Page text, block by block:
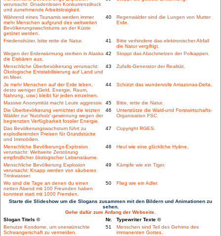
verursacht: Gnadenlosen Konkurrenzdruck
und zunehmende Arbeitslosigkeit.
Während eines Tsunamis werden immer
mehr Menschen aufgrund des weltweiten
Bevölkerungswachstums an der Küste
getötet werden.
40
Regenwälder sind die Lungen von Mutter
Erde.
Friedenshüter, bitte rette die Natur. 41
Bitte verhindere das elektronischer Abfall
die Natur vergiftigt.
Wegen der Erderwärmung sterben in Alaska
die Eisbären aus.
42 Stoppt das Abschmelzen der Polkappen.
Menschliche Überbevölkerung verursacht:
Ökologische Entstabilisierung auf Land und
im Meer.
43 Zufalls-Generator der Realität.
Je mehr Menschen auf der Erde leben,
desto weniger (Geld, Energie, Raum,
Nahrung, usw.) bleibt für jeden einzelnen.
44 Schützt das wundervolle Amazonas-Delta.
Massive Anonymität macht Leute aggressiv. 45
Bitte, rette die Natur.
Die Überbevölkerung vernichtet die letzten
Wälder zur 'Nutzholz'-gewinnung wegen der
begrenzten Verfügbarkeit fossiler Energie.
46
Unterstütze die Wald-und Forstwirtschafts-
Organisation FSC.
Das Bevölkerungswachstum führt zu
explodierenden Preisen für Grundstücke
und Immobilien.
47 Copyright RGES.
Menschliche Bevölkerungs-Explosion
verursacht: Weltweite Zerstörung
empfindlicher ökologischer Lebensräume.
48 Heul wie eine glückliche Hyäne.
Menschliche Bevölkerung Explosion
verursacht: Knapp werden von säuberes
Trinkwasser.
49 Kämpfe wie ein Tiger.
Wo sind die Tage an denen du einen
netten Abend mit 100 Freunden haben
konntest statt mit 1000 Fremden.
50 Flieg wie ein Adler.
Starte die Slideshow um die Slogans zusammen mit den Bildern und Animationen zu
sehen.
Gehe dafür zum Anfang der Webseite.
Slogan Titels ©
Nr.
Typewriter Texte ©
Benutze Kondome, um unerwünschte
Schwangerschaft zu vermeiden.
51
Menschen sind Teil des Gehirns des
immanenten Gottes.